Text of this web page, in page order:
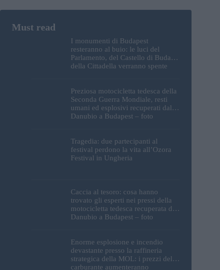
I monumenti di Budapest
resteranno al buio: le luci del
Parlamento, del Castello di Buda e
della Cittadella verranno spente
Preziosa motocicletta tedesca della
Seconda Guerra Mondiale, resti
umani ed esplosivi recuperati dal
Danubio a Budapest – foto
Tragedia: due partecipanti al
festival perdono la vita all’Ozora
Festival in Ungheria
Caccia al tesoro: cosa hanno
trovato gli esperti nei pressi della
motocicletta tedesca recuperata dal
Danubio a Budapest – foto
Enorme esplosione e incendio
devastante presso la raffineria
strategica della MOL: i prezzi del
carburante aumenteranno